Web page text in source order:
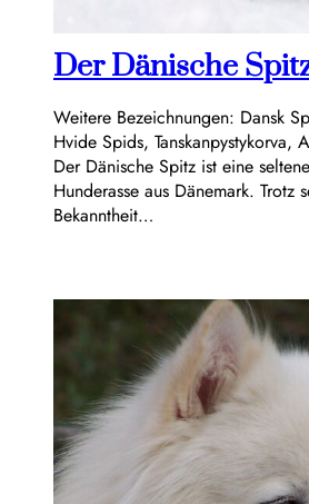
Der Dänische
Weitere Bezeichnungen: Dansk
Hvide Spids, Tanskanpystykorva,
Der Dänische Spitz ist eine
Hunderasse aus Dänemark. Trotz
Bekanntheit…